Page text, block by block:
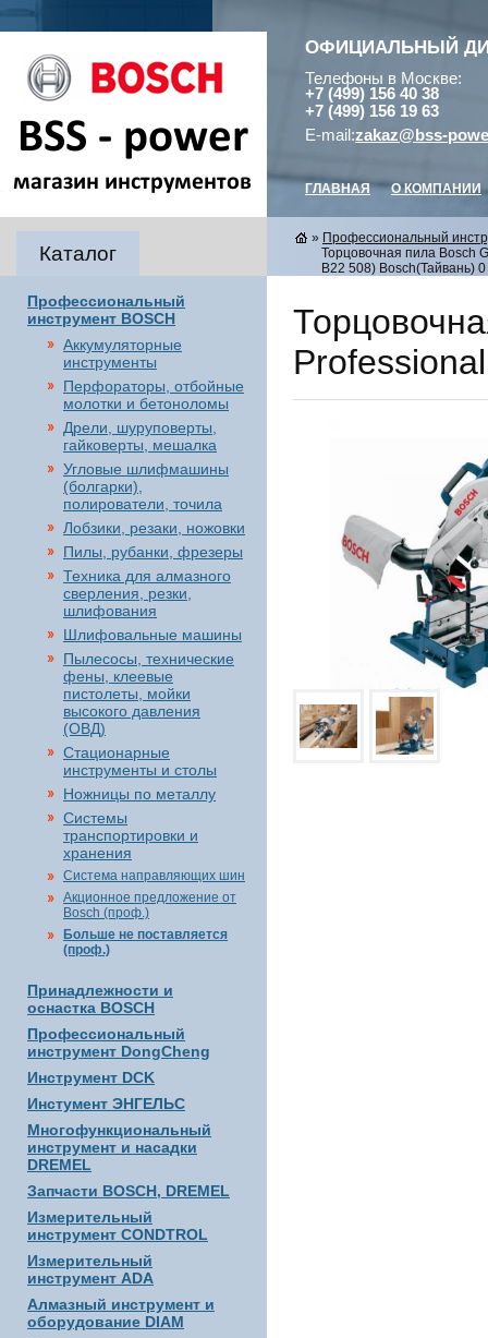
ОФИЦИАЛЬНЫЙ
Телефоны в Москве:
+7 (499) 156 40 38
+7 (499) 156 19 63
E-mail:zakaz@bss-
ГЛАВНАЯ О КОМПАНИИ
Каталог
Профессиональный
инструмент BOSCH
Аккумуляторные
инструменты
Перфораторы, отбойные
молотки и бетоноломы
Дрели, шуруповерты,
гайковерты, мешалка
Угловые шлифмашины
(болгарки),
полирователи, точила
Лобзики, резаки, ножовки
Пилы, рубанки, фрезеры
Техника для алмазного
сверления, резки,
шлифования
Шлифовальные машины
Пылесосы, технические
фены, клеевые
пистолеты, мойки
высокого давления
(ОВД)
Стационарные
инструменты и столы
Ножницы по металлу
Системы
транспортировки и
хранения
Система направляющих шин
Акционное предложение от
Bosch (проф.)
Больше не поставляется
(проф.)
Принадлежности и
оснастка BOSCH
Профессиональный
инструмент DongCheng
Инструмент DCK
Инстумент ЭНГЕЛЬС
Многофункциональный
инструмент и насадки
DREMEL
Запчасти BOSCH, DREMEL
Измерительный
инструмент CONDTROL
Измерительный
инструмент ADA
Алмазный инструмент и
оборудование DIAM
» Профессиональный
Торцовочная пила Bosch
B22 508) Bosch(Тайвань)